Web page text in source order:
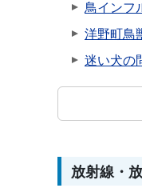
鳥インフ
洋野町鳥
迷い犬の
放射線・